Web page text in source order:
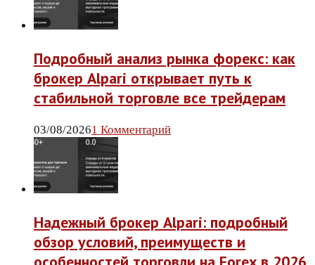
Подробный анализ рынка форекс: как
брокер Alpari открывает путь к
стабильной торговле все трейдерам
03/08/20261 Комментарий
Надежный брокер Alpari: подробный
обзор условий, преимуществ и